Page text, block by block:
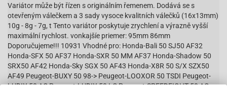
Variátor může být řízen s originálním řemenem. Dodává se s
otevřeným válečkem a 3 sady vysoce kvalitních válečků (16x13mm)
10g - 8g - 7g, t Tento variátor poskytuje zrychlení a výrazně vyšší
maximální rychlost. vonkajšíe priemer: 95mm 86mm
Doporučujeme!!! 10931 Vhodné pro: Honda-Bali 50 SJ50 AF32
Honda-SFX 50 AF37 Honda-SXR 50 MM AF37 Honda-Shadow 50
SRX50 AF42 Honda-Sky SGX 50 AF43 Honda-X8R 50 S/X SZX50
AF49 Peugeot-BUXY 50 98-> Peugeot-LOOXOR 50 TSDI Peugeot-
LUDIX 50 AC Peugeot-LUDIX 50 LC Peugeot-SPEEDFIGHT 50 AC